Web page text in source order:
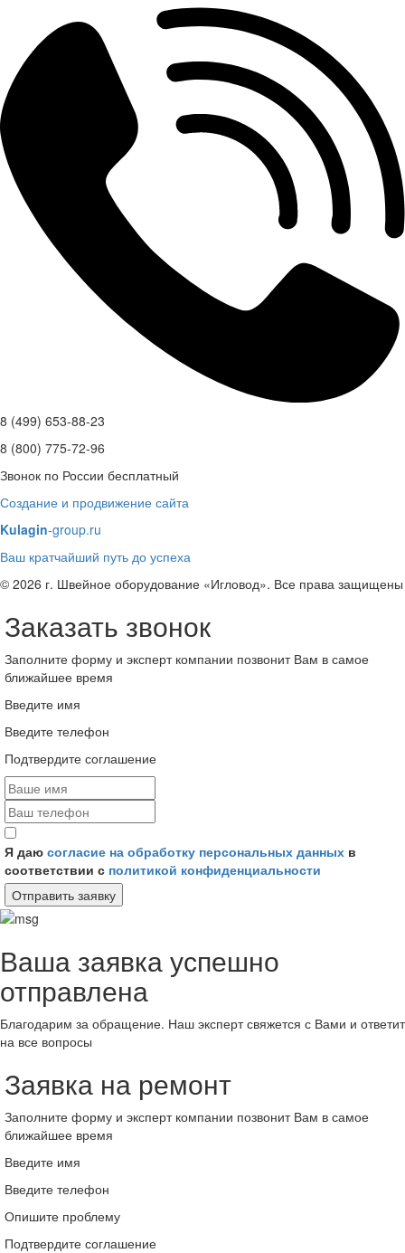
8 (499) 653-88-23
8 (800) 775-72-96
Звонок по России бесплатный
Создание и продвижение сайта
Kulagin-group.ru
Ваш кратчайший путь до успеха
© 2026 г. Швейное оборудование «Игловод». Все права защищены
Заказать звонок
Заполните форму и эксперт компании позвонит Вам в самое
ближайшее время
Введите имя
Введите телефон
Подтвердите соглашение
Я даю согласие на обработку персональных данных в
соответствии с политикой конфиденциальности
Отправить заявку
Ваша заявка успешно
отправлена
Благодарим за обращение. Наш эксперт свяжется с Вами и ответит
на все вопросы
Заявка на ремонт
Заполните форму и эксперт компании позвонит Вам в самое
ближайшее время
Введите имя
Введите телефон
Опишите проблему
Подтвердите соглашение